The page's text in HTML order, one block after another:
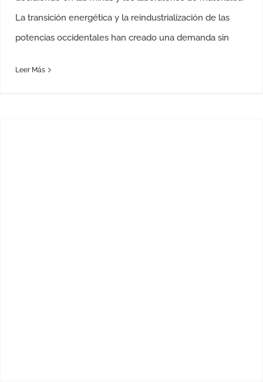
La transición energética y la reindustrialización de las
potencias occidentales han creado una demanda sin
Leer Más